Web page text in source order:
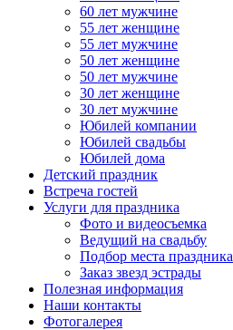
60 лет мужчине
55 лет женщине
55 лет мужчине
50 лет женщине
50 лет мужчине
30 лет женщине
30 лет мужчине
Юбилей компании
Юбилей свадьбы
Юбилей дома
Детский праздник
Встреча гостей
Услуги для праздника
Фото и видеосъемка
Ведущий на свадьбу
Подбор места праздника
Заказ звезд эстрады
Полезная информация
Наши контакты
Фотогалерея